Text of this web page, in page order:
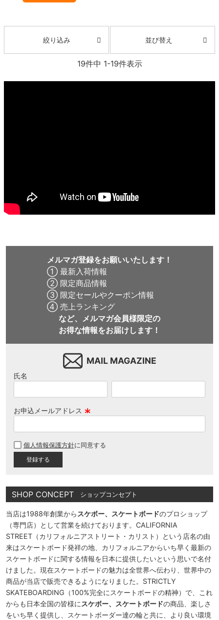
絞り込み 並び替え
19件中 1-19件表示
メルマガ登録をお願いいたします！
① 最新入荷情報
② 限定商品情報
③ 限定セールやクーポン情報
④ 売上ランキング
など、メルマガ会員様限定の
お得な情報をお届けします！
MAIL MAGAZINE
氏名
お申込メールアドレス
須
個人情報保護方針に同意する
SHOP CONCEPT ショップコンセプト
当店は1988年創業から スケボー、スケートボードのプロショップ
（専門店）として営業を続けております。CALIFORNIA
STREET（カリフォルニアストリート・カリスト）という店名の由
来はスケートボード発祥の地、カリフォルニアからいち早く最新の
スケートボードに関する情報を日本に提供したいという思いで名付
けました。現在スケートボードの魅力は全世界へ伝わり、世界中の
商品が当店で販売できるようになりました。STRICTLY
SKATEBOARDING（100%完全にスケートボードの精神）で、これ
からも日本全国の皆様に スケボー、スケートボードの商品、楽しさ
をいち早く提供し、スケートボーダー達の輪と共に、より良い環境